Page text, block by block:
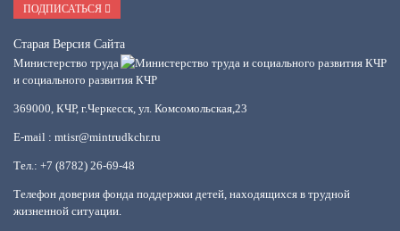
ПОДПИСАТЬСЯ
Старая Версия Сайта
Министерство труда
и социального развития КЧР
369000, КЧР, г.Черкесск, ул. Комсомольская,23
E-mail : mtisr@mintrudkchr.ru
Тел.: +7 (8782) 26-69-48
Телефон доверия фонда поддержки детей, находящихся в трудной
жизненной ситуации.